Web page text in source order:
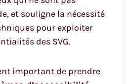
et souligne la nécessité
pour exploiter
des SVG.
important de prendre